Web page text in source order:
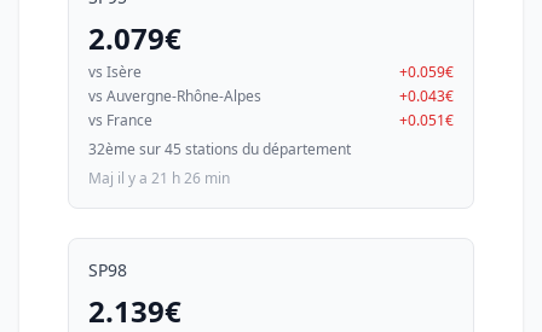
2.079€
vs Isère
+0.059€
vs Auvergne-Rhône-Alpes
+0.043€
vs France
+0.051€
32ème sur 45 stations du département
Maj il y a 21 h 26 min
SP98
2.139€